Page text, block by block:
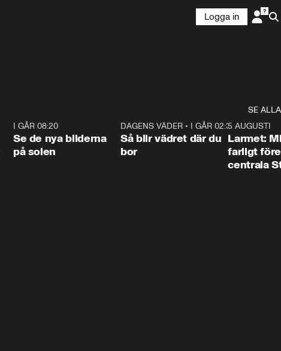
Logga in
SE ALLA
I GÅR 08:20
Se de nya bilderna
på solen
1:06
DAGENS VÄDER • I GÅR 02:30
Så blir vädret där du
bor
5 AUGUSTI
Larmet:
farligt
centrala